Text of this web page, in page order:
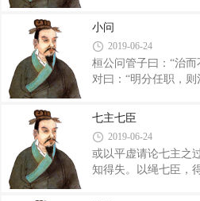
不得，渺渺乎如穷
夫道者，所以充形也
云；神农封泰山，禅
帝封泰山，禅亭亭；
山，禅云云；尧封泰
云；禹封泰山，禅会
封泰山，禅社首。皆
车，上卑耳之山；南
兵车之会三，而乘车
小问
2019-06-24
桓公问管子曰：“治
对曰：“明分任职，
国必富矣。”公又问
下，奚为而可？”管
而赦无罪，则仁广而
诛暴禁非，而赦无罪
而后能诛暴禁非，而
七主七臣
2019-06-24
或以平虚请论七主之
知得失。以绳七臣，